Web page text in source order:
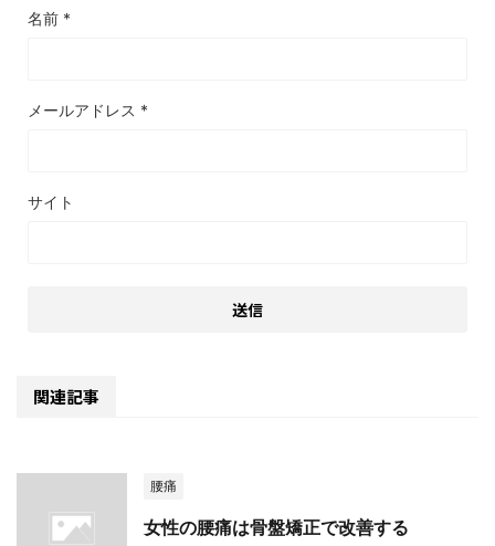
名前 *
メールアドレス *
サイト
関連記事
腰痛
女性の腰痛は骨盤矯正で改善する